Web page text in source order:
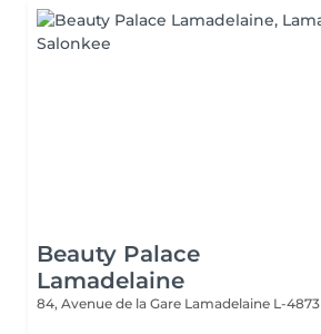
Beauty Palace
Lamadelaine
84, Avenue de la Gare Lamadelaine L-4873